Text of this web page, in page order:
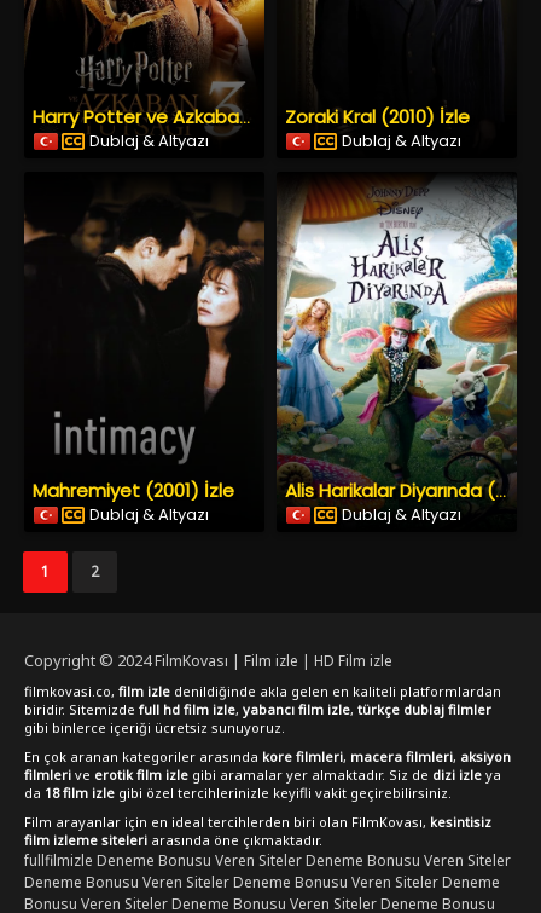
Harry Potter ve Azkaban Tutsağı (2004) İzle
Dublaj & Altyazı
Zoraki Kral (2010) İzle
Dublaj & Altyazı
Mahremiyet (2001) İzle
Dublaj & Altyazı
Alis Harikalar Diyarında (2010) İzle
Dublaj & Altyazı
1 2
Copyright © 2024FilmKovası | Film izle | HD Film izle
filmkovasi.co, film izle denildiğinde akla gelen en kaliteli platformlardan
biridir. Sitemizde full hd film izle, yabancı film izle, türkçe dublaj filmler
gibi binlerce içeriği ücretsiz sunuyoruz.
En çok aranan kategoriler arasında kore filmleri, macera filmleri, aksiyon
filmleri ve erotik film izle gibi aramalar yer almaktadır. Siz de dizi izle ya
da 18 film izle gibi özel tercihlerinizle keyifli vakit geçirebilirsiniz.
Film arayanlar için en ideal tercihlerden biri olan FilmKovası, kesintisiz
film izleme siteleri arasında öne çıkmaktadır.
fullfilmizle Deneme Bonusu Veren SitelerDeneme Bonusu Veren Siteler
Deneme Bonusu Veren SitelerDeneme Bonusu Veren SitelerDeneme
Bonusu Veren SitelerDeneme Bonusu Veren SitelerDeneme Bonusu